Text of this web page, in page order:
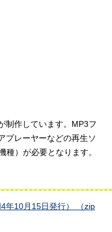
制作しています。MP3フ
プレーヤーなどの再生ソ
種）が必要となります。
年10月15日発行） （zip